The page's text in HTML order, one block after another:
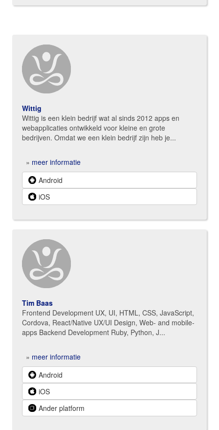
Wittig
Wittig is een klein bedrijf wat al sinds 2012 apps en
webapplicaties ontwikkeld voor kleine en grote
bedrijven. Omdat we een klein bedrijf zijn heb je...
» meer informatie
Android
iOS
Tim Baas
Frontend Development UX, UI, HTML, CSS, JavaScript,
Cordova, React/Native UX/UI Design, Web- and mobile-
apps Backend Development Ruby, Python, J...
» meer informatie
Android
iOS
Ander platform